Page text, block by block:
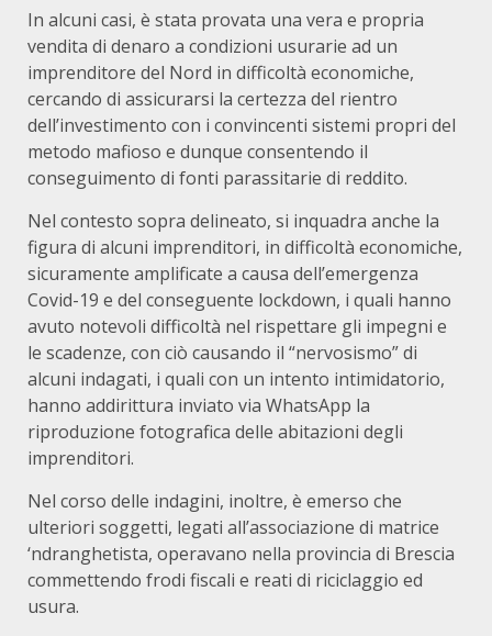
In alcuni casi, è stata provata una vera e propria
vendita di denaro a condizioni usurarie ad un
imprenditore del Nord in difficoltà economiche,
cercando di assicurarsi la certezza del rientro
dell’investimento con i convincenti sistemi propri del
metodo mafioso e dunque consentendo il
conseguimento di fonti parassitarie di reddito.
Nel contesto sopra delineato, si inquadra anche la
figura di alcuni imprenditori, in difficoltà economiche,
sicuramente amplificate a causa dell’emergenza
Covid-19 e del conseguente lockdown, i quali hanno
avuto notevoli difficoltà nel rispettare gli impegni e
le scadenze, con ciò causando il “nervosismo” di
alcuni indagati, i quali con un intento intimidatorio,
hanno addirittura inviato via WhatsApp la
riproduzione fotografica delle abitazioni degli
imprenditori.
Nel corso delle indagini, inoltre, è emerso che
ulteriori soggetti, legati all’associazione di matrice
‘ndranghetista, operavano nella provincia di Brescia
commettendo frodi fiscali e reati di riciclaggio ed
usura.